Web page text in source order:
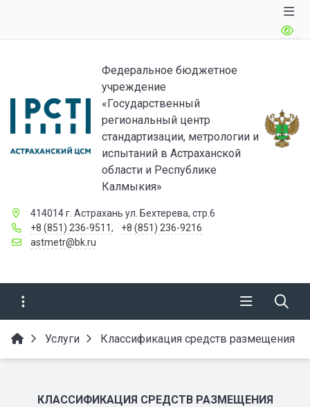
Федеральное бюджетное
учреждение
«Государственный
региональный центр
стандартизации, метрологии и
испытаний в Астраханской
области и Республике
Калмыкия»
414014 г. Астрахань ул. Бехтерева, стр.6
+8 (851) 236-9511,
+8 (851) 236-9216
astmetr@bk.ru
Услуги Классификация средств размещения
КЛАССИФИКАЦИЯ СРЕДСТВ РАЗМЕЩЕНИЯ